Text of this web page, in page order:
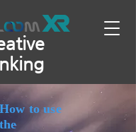
How to use
the